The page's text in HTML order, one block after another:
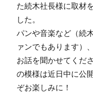
た続木社長様に取材
した。
パンや音楽など（続
ァンでもあります）
お話を聞かせてくだ
の模様は近日中に公
ぞお楽しみに！